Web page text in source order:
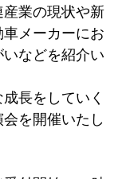
業の現状や新
メーカーにお
などを紹介い
長をしていく
を開催いたし